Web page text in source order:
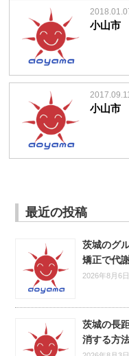
小山市
小山市
最近の投稿
茨城のグ
矯正で代
2026年8月6日
茨城の長
消する方